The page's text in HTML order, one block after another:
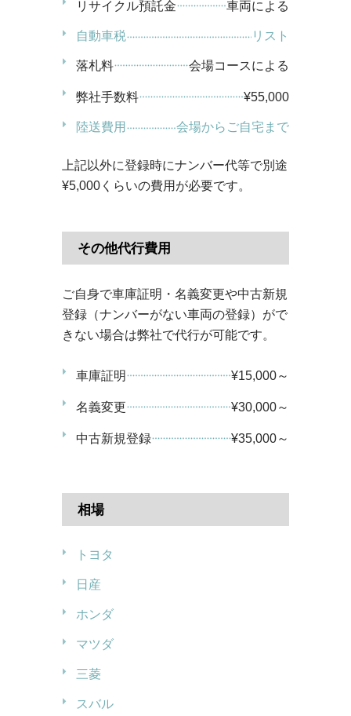
リサイクル預託金 車両による
自動車税 リスト
落札料 会場コースによる
弊社手数料 ¥55,000
陸送費用 会場からご自宅まで
上記以外に登録時にナンバー代等で別途
¥5,000くらいの費用が必要です。
その他代行費用
ご自身で車庫証明・名義変更や中古新規
登録（ナンバーがない車両の登録）がで
きない場合は弊社で代行が可能です。
車庫証明 ¥15,000～
名義変更 ¥30,000～
中古新規登録 ¥35,000～
相場
トヨタ
日産
ホンダ
マツダ
三菱
スバル